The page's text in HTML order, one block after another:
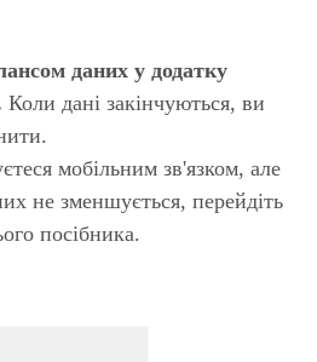
даних у додатку
Коли дані закінчуються, ви
мобільним зв'язком, але
не зменшується, перейдіть
посібника.